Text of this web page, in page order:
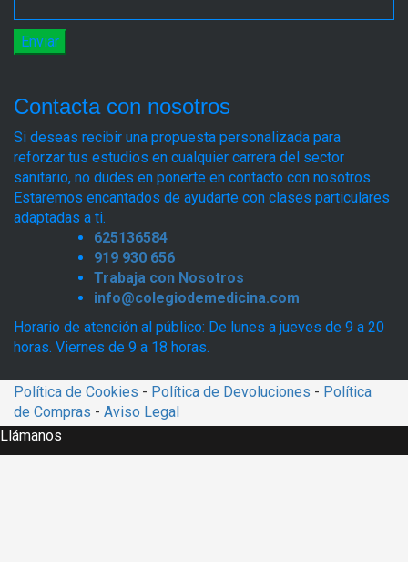
Contacta con nosotros
Si deseas recibir una propuesta personalizada para
reforzar tus estudios en cualquier carrera del sector
sanitario, no dudes en ponerte en contacto con nosotros.
Estaremos encantados de ayudarte con clases particulares
adaptadas a ti.
625136584
919 930 656
Trabaja con Nosotros
info@colegiodemedicina.com
Horario de atención al público: De lunes a jueves de 9 a 20
horas. Viernes de 9 a 18 horas.
Política de Cookies - Política de Devoluciones - Política
de Compras - Aviso Legal
Llámanos